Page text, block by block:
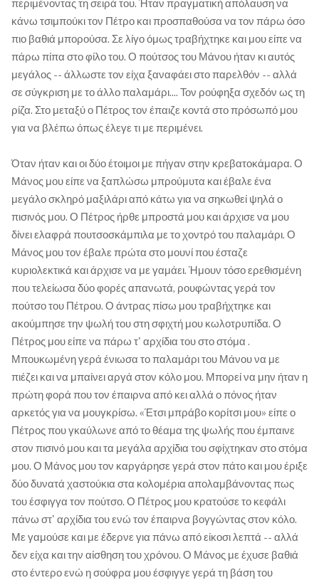
περιμένοντας τη σειρά του. Ήταν πραγματική απόλαυση να
κάνω τσιμπούκι τον Πέτρο και προσπαθούσα να τον πάρω όσο
πιο βαθιά μπορούσα. Σε λίγο όμως τραβήχτηκε και μου είπε να
πάρω πίπα στο φίλο του. Ο πούτσος του Μάνου ήταν κι αυτός
μεγάλος -- άλλωστε τον είχα ξαναφάει στο παρελθόν -- αλλά
σε σύγκριση με το άλλο παλαμάρι.... Τον ρούφηξα σχεδόν ως τη
ρίζα. Στο μεταξύ ο Πέτρος τον έπαιζε κοντά στο πρόσωπό μου
για να βλέπω όπως έλεγε τι με περιμένει.
Όταν ήταν και οι δύο έτοιμοι με πήγαν στην κρεβατοκάμαρα. Ο
Μάνος μου είπε να ξαπλώσω μπρούμυτα και έβαλε ένα
μεγάλο σκληρό μαξιλάρι από κάτω για να σηκωθεί ψηλά ο
πισινός μου. Ο Πέτρος ήρθε μπροστά μου και άρχισε να μου
δίνει ελαφρά πουτσοσκάμπιλα με το χοντρό του παλαμάρι. Ο
Μάνος μου τον έβαλε πρώτα στο μουνί που έσταζε
κυριολεκτικά και άρχισε να με γαμάει. Ήμουν τόσο ερεθισμένη
που τελείωσα δύο φορές απανωτά, ρουφώντας γερά τον
πούτσο του Πέτρου. Ο άντρας πίσω μου τραβήχτηκε και
ακούμπησε την ψωλή του στη σφιχτή μου κωλοτρυπίδα. Ο
Πέτρος μου είπε να πάρω τ' αρχίδια του στο στόμα .
Μπουκωμένη γερά ένιωσα το παλαμάρι του Μάνου να με
πιέζει και να μπαίνει αργά στον κόλο μου. Μπορεί να μην ήταν η
πρώτη φορά που τον έπαιρνα από κει αλλά ο πόνος ήταν
αρκετός για να μουγκρίσω. «Έτσι μπράβο κορίτσι μου» είπε ο
Πέτρος που γκαύλωνε από το θέαμα της ψωλής που έμπαινε
στον πισινό μου και τα μεγάλα αρχίδια του σφίχτηκαν στο στόμα
μου. Ο Μάνος μου τον καργάρησε γερά στον πάτο και μου έριξε
δύο δυνατά χαστούκια στα κολομέρια απολαμβάνοντας πως
του έσφιγγα τον πούτσο. Ο Πέτρος μου κρατούσε το κεφάλι
πάνω στ' αρχίδια του ενώ τον έπαιρνα βογγώντας στον κόλο.
Με γαμούσε και με έδερνε για πάνω από είκοσι λεπτά -- αλλά
δεν είχα και την αίσθηση του χρόνου. Ο Μάνος με έχυσε βαθιά
στο έντερο ενώ η σούφρα μου έσφιγγε γερά τη βάση του